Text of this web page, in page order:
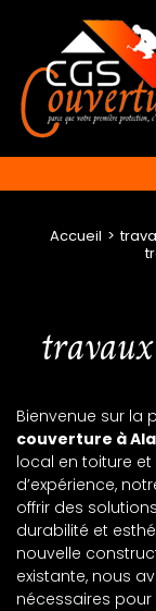
Accueil
Bienvenue sur la
couverture à
local en toiture et
d’expérience,
offrir des
durabilité et
nouvelle
existante, nous
nécessaires